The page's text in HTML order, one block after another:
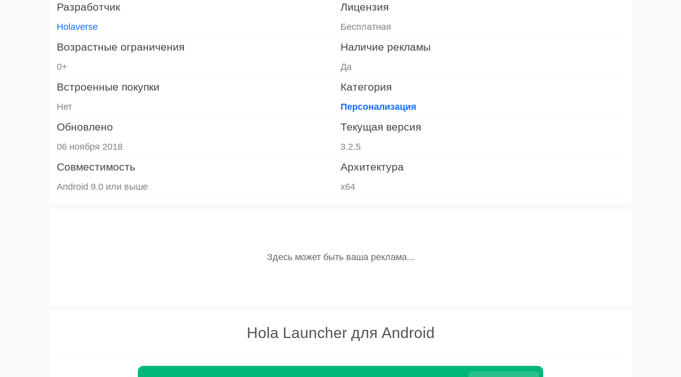
Разработчик
Holaverse
Лицензия
Бесплатная
Возрастные ограничения
0+
Наличие рекламы
Да
Встроенные покупки
Нет
Категория
Персонализация
Обновлено
06 ноября 2018
Текущая версия
3.2.5
Совместимость
Android 9.0 или выше
Архитектура
x64
Hola Launcher для Android